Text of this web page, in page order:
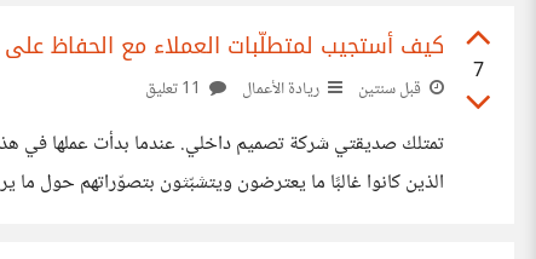
7
كيف أستجيب لمتطلّبات العملاء مع الحفاظ
قبل سنتين ريادة الأعمال
تمتلك صديقتي شركة تصميم داخلي. عندما بدأت عملها في
الذين كانوا غالبًا ما يعترضون ويتشبّثون بتصوّراتهم حول ما